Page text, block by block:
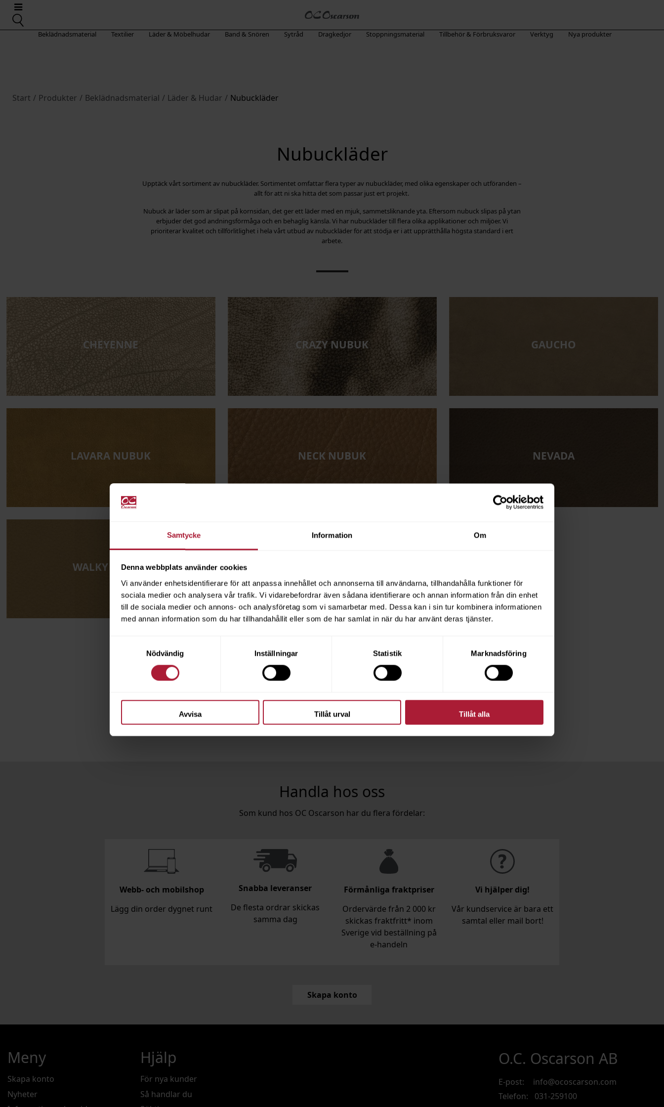
Samtycke Information Om
Denna webbplats använder cookies
Vi använder enhetsidentifierare för att anpassa innehållet och annonserna till användarna, tillhandahålla funktioner för
sociala medier och analysera vår trafik. Vi vidarebefordrar även sådana identifierare och annan information från din enhet
till de sociala medier och annons- och analysföretag som vi samarbetar med. Dessa kan i sin tur kombinera informationen
med annan information som du har tillhandahållit eller som de har samlat in när du har använt deras tjänster.
Nödvändig
Inställningar Statistik Marknadsföring
Avvisa Tillåt urval Tillåt alla
Beklädnadsmaterial Textilier Läder & Möbelhudar Band & Snören Sytråd Dragkedjor Stoppningsmaterial Tillbehör & Förbruksvaror Verktyg Nya produkter
Start / Produkter / Beklädnadsmaterial / Läder & Hudar / Nubuckläder
Nubuckläder
Upptäck vårt sortiment av nubuckläder. Sortimentet omfattar flera typer av nubuckläder, med olika egenskaper och utföranden –
allt för att ni ska hitta det som passar just ert projekt.
Nubuck är läder som är slipat på kornsidan, det ger ett läder med en mjuk, sammetsliknande yta. Eftersom nubuck slipas på ytan
erbjuder det god andningsförmåga och en behaglig känsla. Vi har nubuckläder till flera olika applikationer och miljöer. Vi
prioriterar kvalitet och tillförlitlighet i hela vårt utbud av nubuckläder för att stödja er i att upprätthålla högsta standard i ert
arbete.
CHEYENNE CRAZY NUBUK GAUCHO
LAVARA NUBUK NECK NUBUK NEVADA
WALKY NUBUK
Välkommen att boka tid för att träffa oss i vårt showroom på Malmsjögatan i Göteborg. Här hittar du ett brett utbud av textilier,
läder och tillbehör, inklusive nubuckläder. Välkommen att inspireras av våra produkter och få hjälp med att välja rätt material till
Handla hos oss
Som kund hos OC Oscarson har du flera fördelar:
Webb- och mobilshop
Lägg din order dygnet runt
Snabba leveranser
De flesta ordrar skickas
samma dag
Förmånliga fraktpriser
Ordervärde från 2 000 kr
skickas fraktfritt* inom
Sverige vid beställning på
e‑handeln
Vi hjälper dig!
Vår kundservice är bara ett
samtal eller mail bort!
Skapa konto
O.C. Oscarson AB
E-post:
info@ocoscarson.com
Telefon:
031-259100
Meny
Skapa konto
Nyheter
Hjälp
För nya kunder
Så handlar du